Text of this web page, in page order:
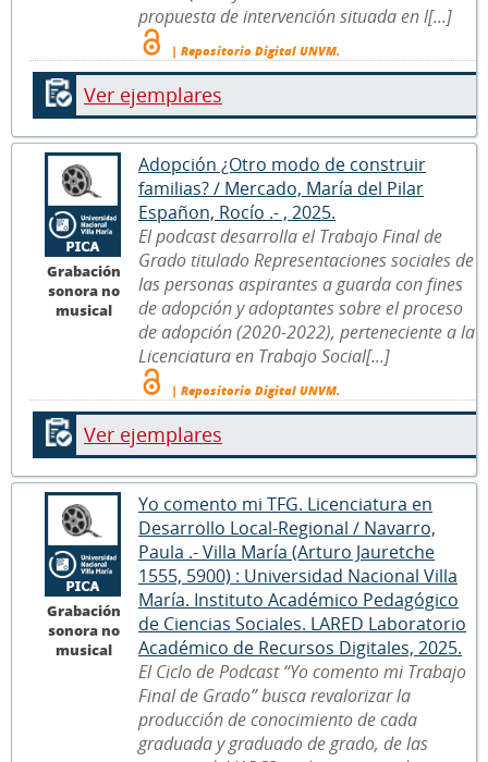
propuesta de intervención situada en l[...]
| Repositorio Digital UNVM.
Ver ejemplares
Grabación
sonora no
musical
Adopción ¿Otro modo de construir
familias? / Mercado, María del Pilar
Españon, Rocío .- , 2025.
El podcast desarrolla el Trabajo Final de
Grado titulado Representaciones sociales de
las personas aspirantes a guarda con fines
de adopción y adoptantes sobre el proceso
de adopción (2020-2022), perteneciente a la
Licenciatura en Trabajo Social[...]
| Repositorio Digital UNVM.
Ver ejemplares
Grabación
sonora no
musical
Yo comento mi TFG. Licenciatura en
Desarrollo Local-Regional / Navarro,
Paula .- Villa María (Arturo Jauretche
1555, 5900) : Universidad Nacional Villa
María. Instituto Académico Pedagógico
de Ciencias Sociales. LARED Laboratorio
Académico de Recursos Digitales, 2025.
El Ciclo de Podcast “Yo comento mi Trabajo
Final de Grado” busca revalorizar la
producción de conocimiento de cada
graduada y graduado de grado, de las